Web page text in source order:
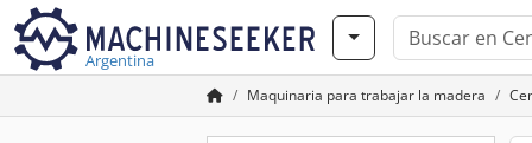
Argentina
Maquinaria para trabajar la madera